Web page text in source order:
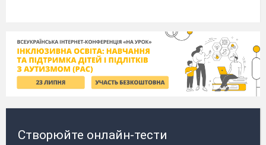
Створюйте онлайн-тести